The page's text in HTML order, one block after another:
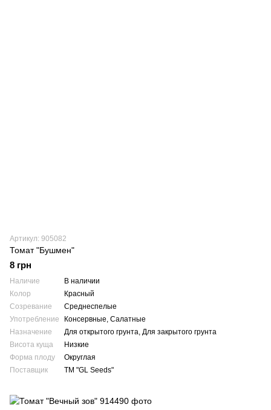
Артикул: 905082
Томат "Бушмен"
8 грн
Наличие
В наличии
Колор
Красный
Созревание
Среднеспелые
Употребление
Консервные, Салатные
Назначение
Для открытого грунта, Для закрытого грунта
Висота куща
Низкие
Форма плоду
Округлая
Поставщик
ТМ "GL Seeds"